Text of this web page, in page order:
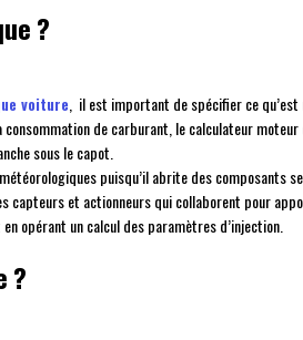
?
voiture , il est important de spécifier ce
de carburant, le calculateur
sous le capot.
puisqu’il abrite des composants
capteurs et actionneurs qui collaborent pour
opérant un calcul des paramètres d’injection.
?